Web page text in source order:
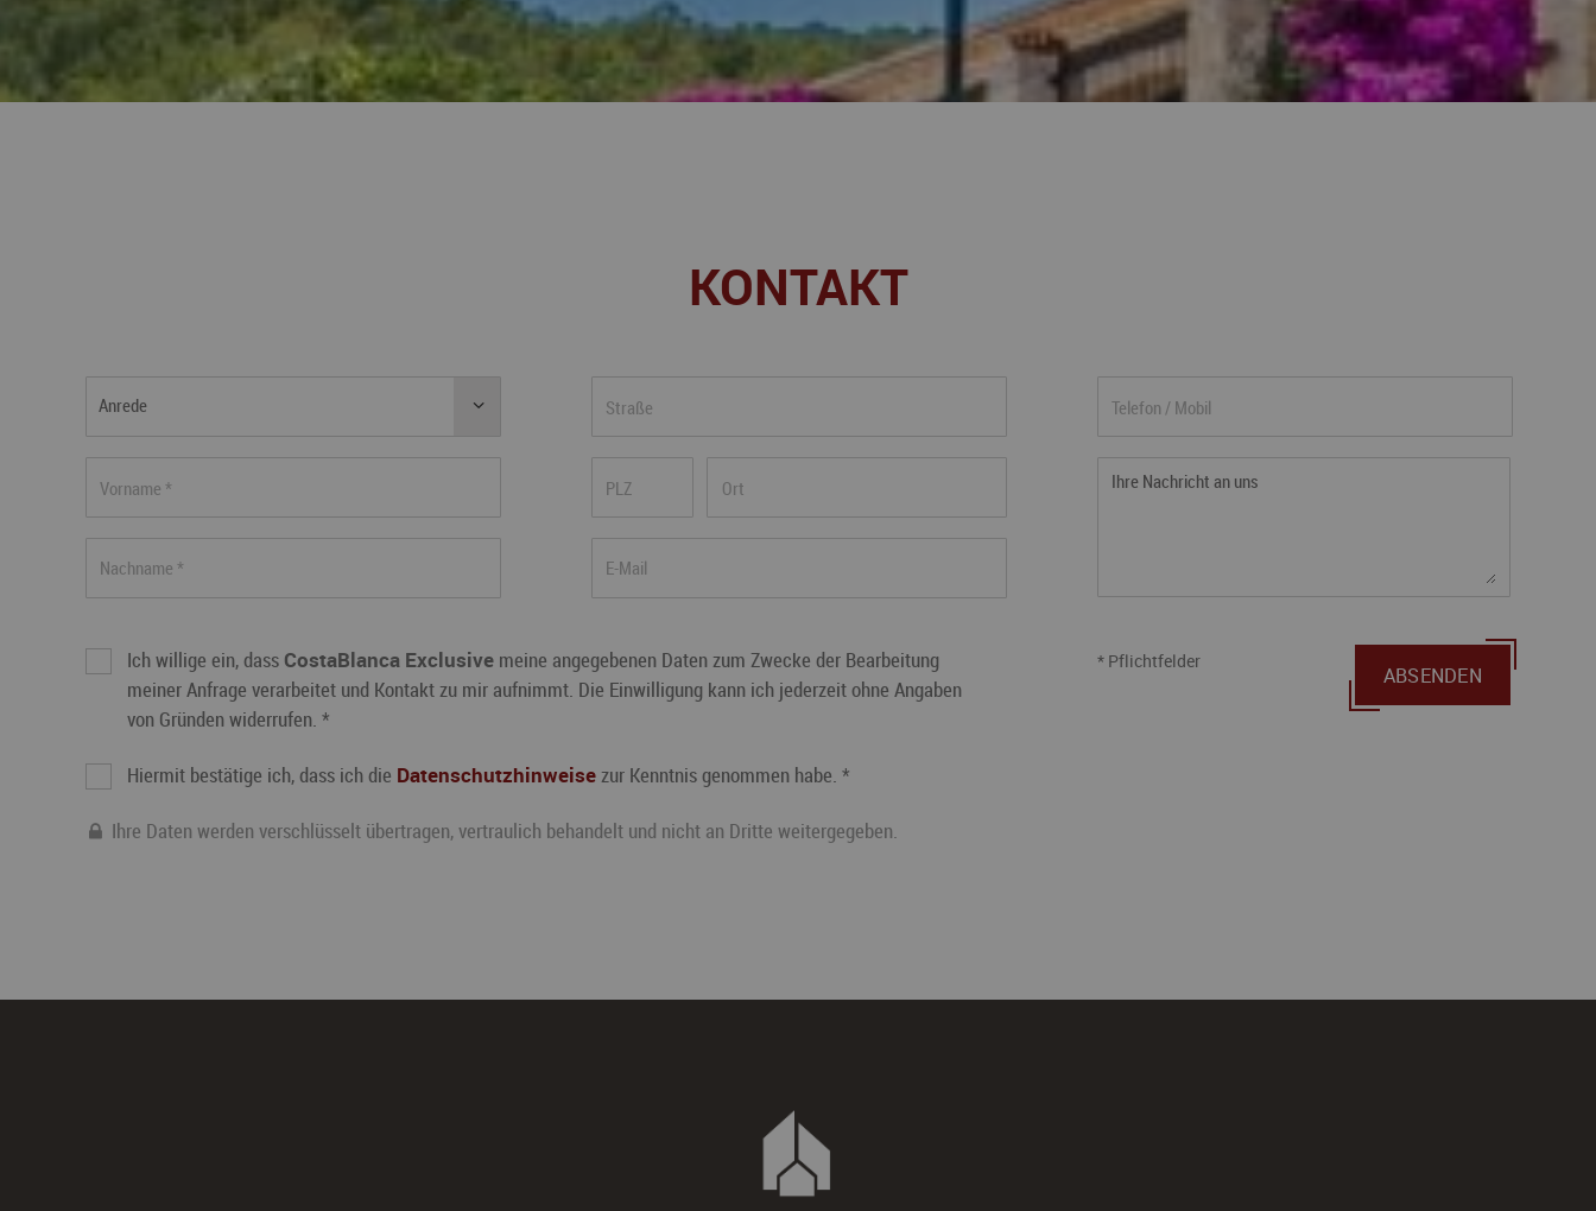
KONTAKT
Anrede
Ich willige ein, dass CostaBlanca Exclusive meine angegebenen Daten zum Zwecke der Bearbeitung
meiner Anfrage verarbeitet und Kontakt zu mir aufnimmt. Die Einwilligung kann ich jederzeit ohne Angaben
von Gründen widerrufen. *
Hiermit bestätige ich, dass ich die Datenschutzhinweisezur Kenntnis genommen habe. *
Ihre Daten werden verschlüsselt übertragen, vertraulich behandelt und nicht an Dritte weitergegeben.
* Pflichtfelder
ABSENDEN